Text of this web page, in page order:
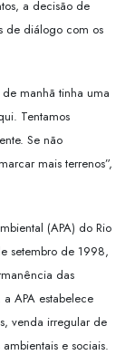
a decisão de
de diálogo com os
manhã tinha uma
Tentamos
Se não
mais terrenos”,
(APA) do Rio
setembro de 1998,
das
APA estabelece
venda irregular de
e sociais.